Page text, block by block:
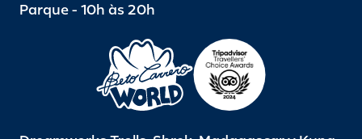
Parque - 10h às 20h